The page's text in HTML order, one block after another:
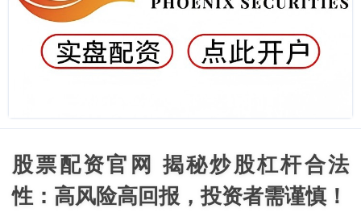
股票配资官网 揭秘炒股杠杆合法
性：高风险高回报，投资者需谨慎！